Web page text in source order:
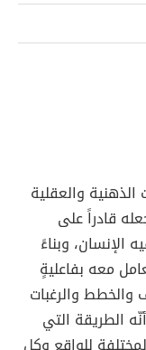
والعقلية
قادراً على
الإنسان، وبناءً
معه بفاعليةٍ
والخطط والرغبات
الطريقة التي